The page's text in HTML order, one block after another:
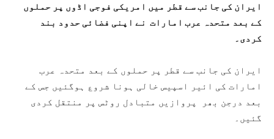
ایران کی جانب سے قطر میں امریکی فوجی اڈوں پر حملوں
کے بعد متحدہ عرب امارات نے اپنی فضائی حدود بند
کردی۔
ایران کی جانب سے قطر پر حملوں کے بعد متحدہ عرب
امارات کی ائیر اسپیس خالی ہونا شروع ہوگئیں جس کے
بعد درجن بھر پروازیں متبادل روٹس پر منتقل کردی
گئیں۔